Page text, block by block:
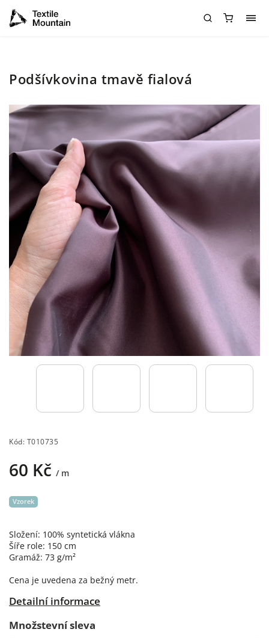
Podšívkovina tmavě fialová
Kód: T010735
60 Kč / m
Složení: 100% syntetická vlákna
Šíře role: 150 cm
Gramáž: 73 g/m²
Cena je uvedena za bežný metr.
Detailní informace
Vzorek
Množstevní sleva